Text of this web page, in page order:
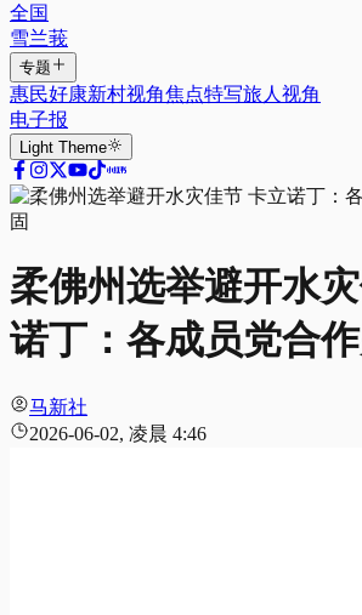
全国
雪兰莪
专题
惠民好康新村视角焦点特写旅人视角
电子报
Light Theme
柔佛州选举避开水
诺丁：各成员党合
马新社
2026-06-02, 凌晨 4:46